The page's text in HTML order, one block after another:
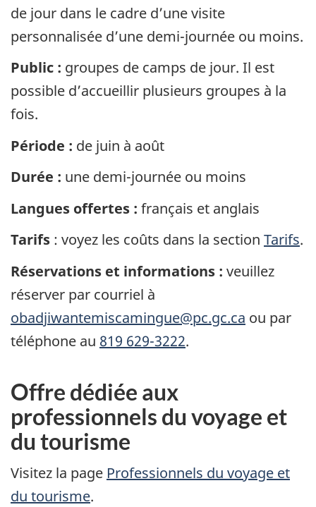
de jour dans le cadre d’une visite
personnalisée d’une demi-journée ou moins.
Public : groupes de camps de jour. Il est
possible d’accueillir plusieurs groupes à la
fois.
Période : de juin à août
Durée : une demi-journée ou moins
Langues offertes : français et anglais
Tarifs : voyez les coûts dans la section Tarifs.
Réservations et informations : veuillez
réserver par courriel à
obadjiwantemiscamingue@pc.gc.ca ou par
téléphone au 819 629-3222.
Offre dédiée aux
professionnels du voyage et
du tourisme
Visitez la page Professionnels du voyage et
du tourisme.